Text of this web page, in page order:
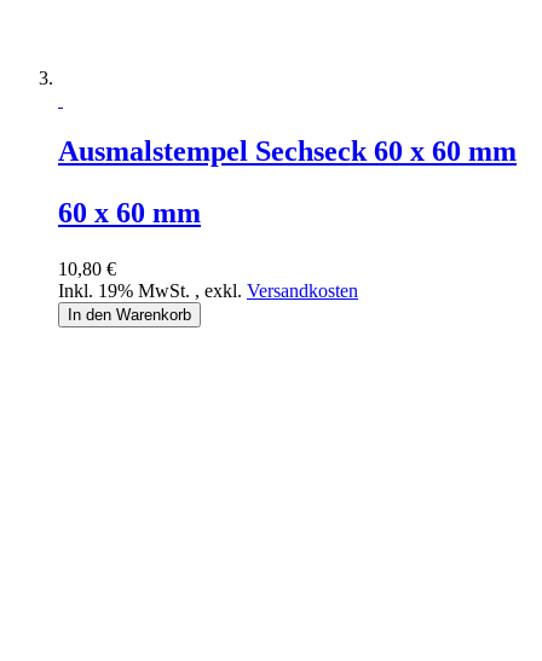
Ausmalstempel Sechseck 60 x 60 mm
60 x 60 mm
10,80 €
Inkl. 19% MwSt. , exkl. Versandkosten
In den Warenkorb